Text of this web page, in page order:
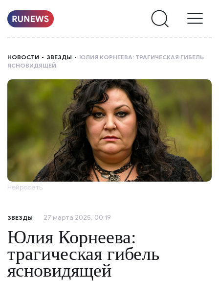
НОВОСТИ ЗВЕЗДЫ
ЮЛИЯ КОРНЕЕВА: ТРАГИЧЕСКАЯ ГИБЕЛЬ
ЯСНОВИДЯЩЕЙ
Нейросеть
ЗВЕЗДЫ 27 марта 2025, 00:19
Юлия Корнеева:
трагическая гибель
ясновидящей